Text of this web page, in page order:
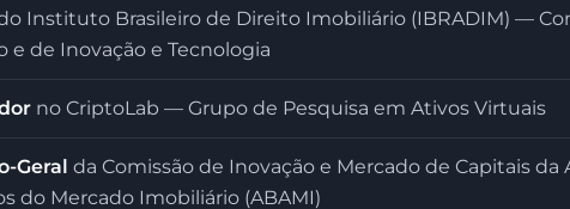
Instituto Brasileiro de Direito Imobiliário (IBRADIM) —
e de Inovação e Tecnologia
no CriptoLab — Grupo de Pesquisa em Ativos Virtuais
Geral da Comissão de Inovação e Mercado de Capitais da
do Mercado Imobiliário (ABAMI)